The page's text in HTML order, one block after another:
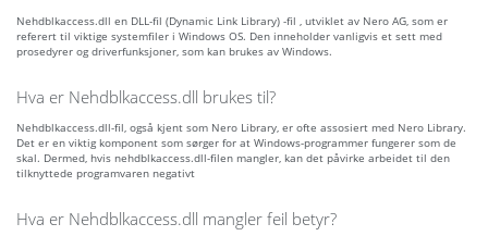
Nehdblkaccess.dll en DLL-fil (Dynamic Link Library) -fil , utviklet av Nero AG, som er
referert til viktige systemfiler i Windows OS. Den inneholder vanligvis et sett med
prosedyrer og driverfunksjoner, som kan brukes av Windows.
Hva er Nehdblkaccess.dll brukes til?
Nehdblkaccess.dll-fil, også kjent som Nero Library, er ofte assosiert med Nero Library.
Det er en viktig komponent som sørger for at Windows-programmer fungerer som de
skal. Dermed, hvis nehdblkaccess.dll-filen mangler, kan det påvirke arbeidet til den
tilknyttede programvaren negativt
Hva er Nehdblkaccess.dll mangler feil betyr?